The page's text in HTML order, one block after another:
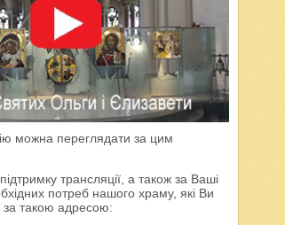
можна переглядати за цим
трансляції, а також за Ваші
потреб нашого храму, які Ви
за такою адресою: